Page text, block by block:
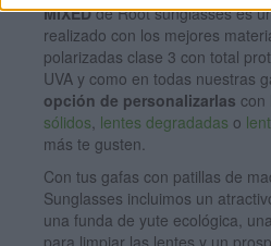
MIXEDde Root sunglasses es
realizado con los mejores
polarizadas clase 3 con total
UVA y como en todas nuestras
opción de personalizarlas con
sólidos, lentes degradadas o
más te gusten.
Con tus gafas con patillas de
Sunglasses incluimos un
una funda de yute ecológica,